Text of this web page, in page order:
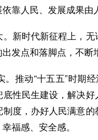
靠人民、发展成果
时代新征程上，无
发点和落脚点，不
动“十五五”时期经
性民生建设，解决
度，办好人民满意
福感、安全感。